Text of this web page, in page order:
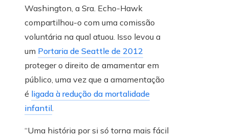
Washington, a Sra. Echo-Hawk
compartilhou-o com uma comissão
voluntária na qual atuou. Isso levou a
um Portaria de Seattle de 2012
proteger o direito de amamentar em
público, uma vez que a amamentação
é ligada à redução da mortalidade
infantil.
“Uma história por si só torna mais fácil